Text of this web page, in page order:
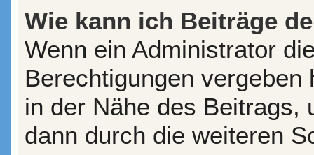
Wie kann ich Beiträge
Wenn ein Administrator
Berechtigungen
in der Nähe des Beitrags,
dann durch die weiteren